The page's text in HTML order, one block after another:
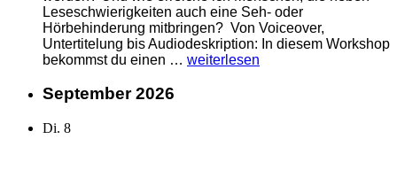
Leseschwierigkeiten auch eine Seh- oder
Hörbehinderung mitbringen? Von Voiceover,
Untertitelung bis Audiodeskription: In diesem Workshop
bekommst du einen … „Barrierefreie
weiterlesen
September 2026
Di. 8